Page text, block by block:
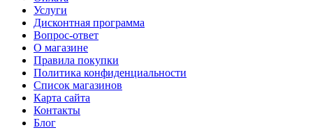
Услуги
Дисконтная программа
Вопрос-ответ
О магазине
Правила покупки
Политика конфиденциальности
Список магазинов
Карта сайта
Контакты
Блог